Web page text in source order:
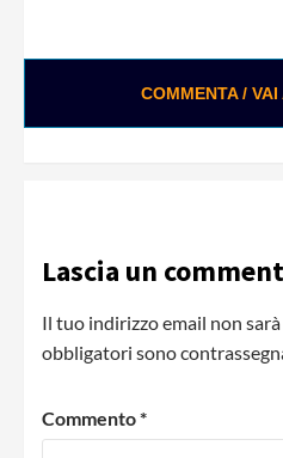
COMMENTA /
Lascia un
Il tuo indirizzo email non
obbligatori sono
Commento*